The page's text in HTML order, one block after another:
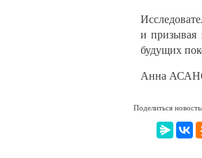
и призывая
будущих
Анна
Поделиться